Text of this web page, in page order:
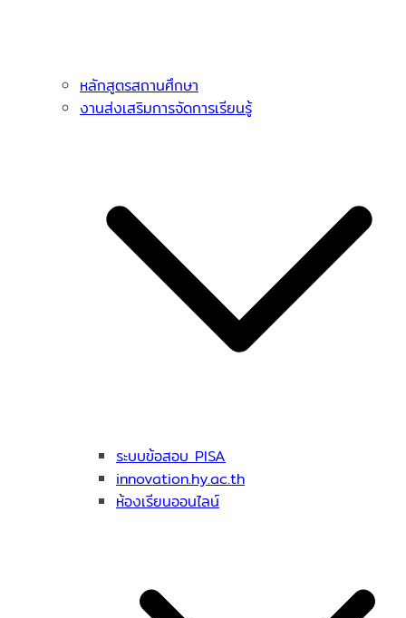
หลักสูตรสถานศึกษา
งานส่งเสริมการจัดการเรียนรู้
ระบบข้อสอบ PISA
innovation.hy.ac.th
ห้องเรียนออนไลน์